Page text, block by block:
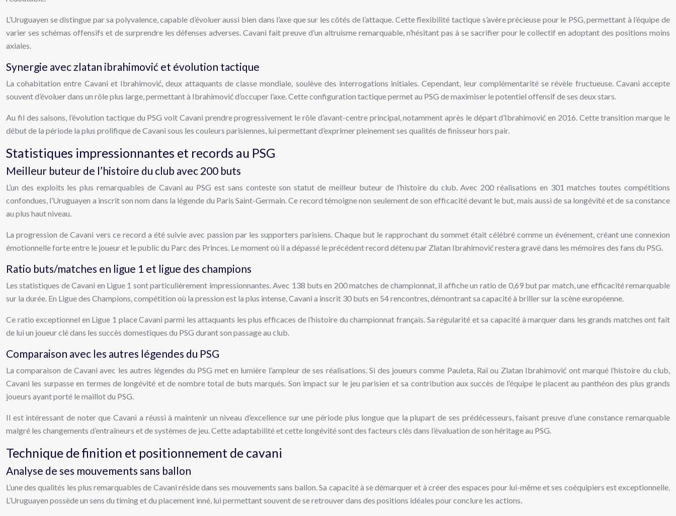
L’Uruguayen se distingue par sa polyvalence, capable d’évoluer aussi bien dans l’axe que sur les côtés de l’attaque. Cette flexibilité tactique s’avère précieuse pour le PSG, permettant à l’équipe de
varier ses schémas offensifs et de surprendre les défenses adverses. Cavani fait preuve d’un altruisme remarquable, n’hésitant pas à se sacrifier pour le collectif en adoptant des positions moins
axiales.
Synergie avec zlatan ibrahimović et évolution tactique
La cohabitation entre Cavani et Ibrahimović, deux attaquants de classe mondiale, soulève des interrogations initiales. Cependant, leur complémentarité se révèle fructueuse. Cavani accepte
souvent d’évoluer dans un rôle plus large, permettant à Ibrahimović d’occuper l’axe. Cette configuration tactique permet au PSG de maximiser le potentiel offensif de ses deux stars.
Au fil des saisons, l’évolution tactique du PSG voit Cavani prendre progressivement le rôle d’avant-centre principal, notamment après le départ d’Ibrahimović en 2016. Cette transition marque le
début de la période la plus prolifique de Cavani sous les couleurs parisiennes, lui permettant d’exprimer pleinement ses qualités de finisseur hors pair.
Statistiques impressionnantes et records au PSG
Meilleur buteur de l’histoire du club avec 200 buts
L’un des exploits les plus remarquables de Cavani au PSG est sans conteste son statut de meilleur buteur de l’histoire du club. Avec 200 réalisations en 301 matches toutes compétitions
confondues, l’Uruguayen a inscrit son nom dans la légende du Paris Saint-Germain. Ce record témoigne non seulement de son efficacité devant le but, mais aussi de sa longévité et de sa constance
au plus haut niveau.
La progression de Cavani vers ce record a été suivie avec passion par les supporters parisiens. Chaque but le rapprochant du sommet était célébré comme un événement, créant une connexion
émotionnelle forte entre le joueur et le public du Parc des Princes. Le moment où il a dépassé le précédent record détenu par Zlatan Ibrahimović restera gravé dans les mémoires des fans du PSG.
Ratio buts/matches en ligue 1 et ligue des champions
Les statistiques de Cavani en Ligue 1 sont particulièrement impressionnantes. Avec 138 buts en 200 matches de championnat, il affiche un ratio de 0,69 but par match, une efficacité remarquable
sur la durée. En Ligue des Champions, compétition où la pression est la plus intense, Cavani a inscrit 30 buts en 54 rencontres, démontrant sa capacité à briller sur la scène européenne.
Ce ratio exceptionnel en Ligue 1 place Cavani parmi les attaquants les plus efficaces de l’histoire du championnat français. Sa régularité et sa capacité à marquer dans les grands matches ont fait
de lui un joueur clé dans les succès domestiques du PSG durant son passage au club.
Comparaison avec les autres légendes du PSG
La comparaison de Cavani avec les autres légendes du PSG met en lumière l’ampleur de ses réalisations. Si des joueurs comme Pauleta, Raï ou Zlatan Ibrahimović ont marqué l’histoire du club,
Cavani les surpasse en termes de longévité et de nombre total de buts marqués. Son impact sur le jeu parisien et sa contribution aux succès de l’équipe le placent au panthéon des plus grands
joueurs ayant porté le maillot du PSG.
Il est intéressant de noter que Cavani a réussi à maintenir un niveau d’excellence sur une période plus longue que la plupart de ses prédécesseurs, faisant preuve d’une constance remarquable
malgré les changements d’entraîneurs et de systèmes de jeu. Cette adaptabilité et cette longévité sont des facteurs clés dans l’évaluation de son héritage au PSG.
Technique de finition et positionnement de cavani
Analyse de ses mouvements sans ballon
L’une des qualités les plus remarquables de Cavani réside dans ses mouvements sans ballon. Sa capacité à se démarquer et à créer des espaces pour lui-même et ses coéquipiers est exceptionnelle.
L’Uruguayen possède un sens du timing et du placement inné, lui permettant souvent de se retrouver dans des positions idéales pour conclure les actions.